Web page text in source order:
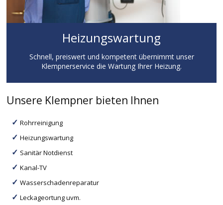
Heizungswartung
Schnell, preiswert und kompetent übernimmt unser
Klempnerservice die Wartung Ihrer Heizung.
Unsere Klempner bieten Ihnen
Rohrreinigung
Heizungswartung
Sanitär Notdienst
Kanal-TV
Wasserschadenreparatur
Leckageortung uvm.